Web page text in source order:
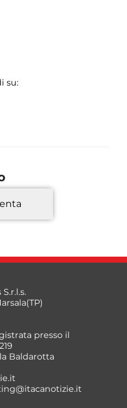
su:
*
presso il
Baldarotta